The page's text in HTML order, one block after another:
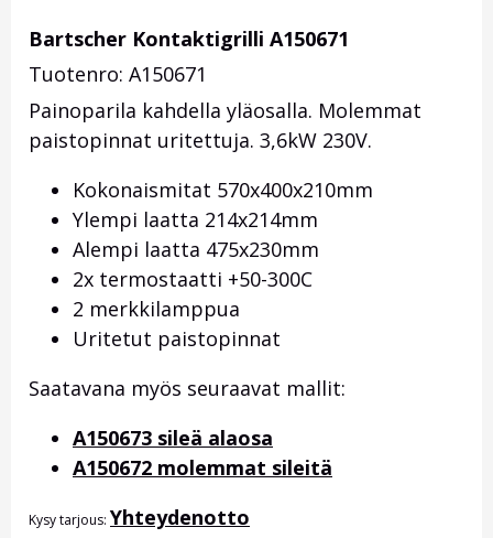
Bartscher Kontaktigrilli A150671
Tuotenro: A150671
Painoparila kahdella yläosalla. Molemmat
paistopinnat uritettuja. 3,6kW 230V.
Kokonaismitat 570x400x210mm
Ylempi laatta 214x214mm
Alempi laatta 475x230mm
2x termostaatti +50-300C
2 merkkilamppua
Uritetut paistopinnat
Saatavana myös seuraavat mallit:
A150673 sileä alaosa
A150672 molemmat sileitä
Kysy tarjous: Yhteydenotto